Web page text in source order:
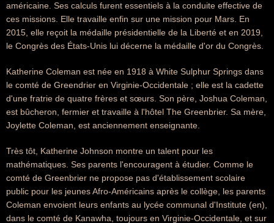
américaine. Ses calculs furent essentiels à la conduite effective de
ces missions. Elle travaille enfin sur une mission pour Mars. En
2015, elle reçoit la médaille présidentielle de la Liberté et en 2019,
le Congrès des États-Unis lui décerne la médaille d'or du Congrès.
Katherine Coleman est née en 1918 à White Sulphur Springs dans
le comté de Greendrier en Virginie-Occidentale ; elle est la cadette
d'une fratrie de quatre frères et sœurs. Son père, Joshua Coleman,
est bûcheron, fermier et travaille à l'hôtel The Greenbrier. Sa mère,
Joylette Coleman, est anciennement enseignante.
Très tôt, Katherine Johnson montre un talent pour les
mathématiques. Ses parents l'encouragent à étudier. Comme le
comté de Greenbrier ne propose pas d'établissement scolaire
public pour les jeunes Afro-Américains après le collège, les parents
Coleman envoient leurs enfants au lycée communal d'Institute (en),
dans le comté de Kanawha, toujours en Virginie-Occidentale, et sur